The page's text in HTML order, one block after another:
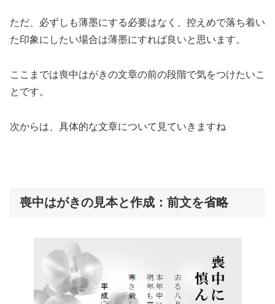
ただ、必ずしも薄墨にする必要はなく、控えめで落ち着い
た印象にしたい場合は薄墨にすれば良いと思います。
ここまでは喪中はがきの文章の前の段階で気をつけたいこ
とです。
次からは、 具体的な文章について見ていきますね
喪中はがきの見本と作成：前文を省略